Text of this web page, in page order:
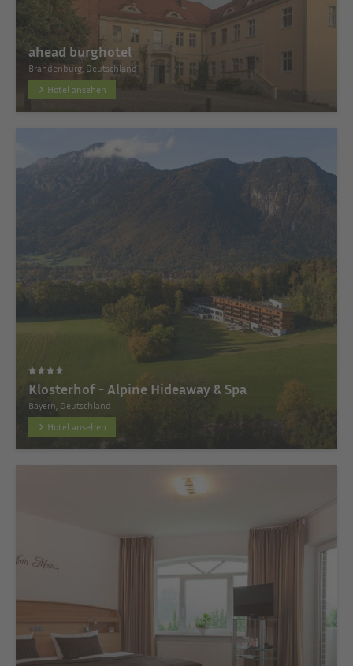
ahead burghotel
Brandenburg, Deutschland
Hotel ansehen
Klosterhof - Alpine Hideaway & Spa
Bayern, Deutschland
Hotel ansehen